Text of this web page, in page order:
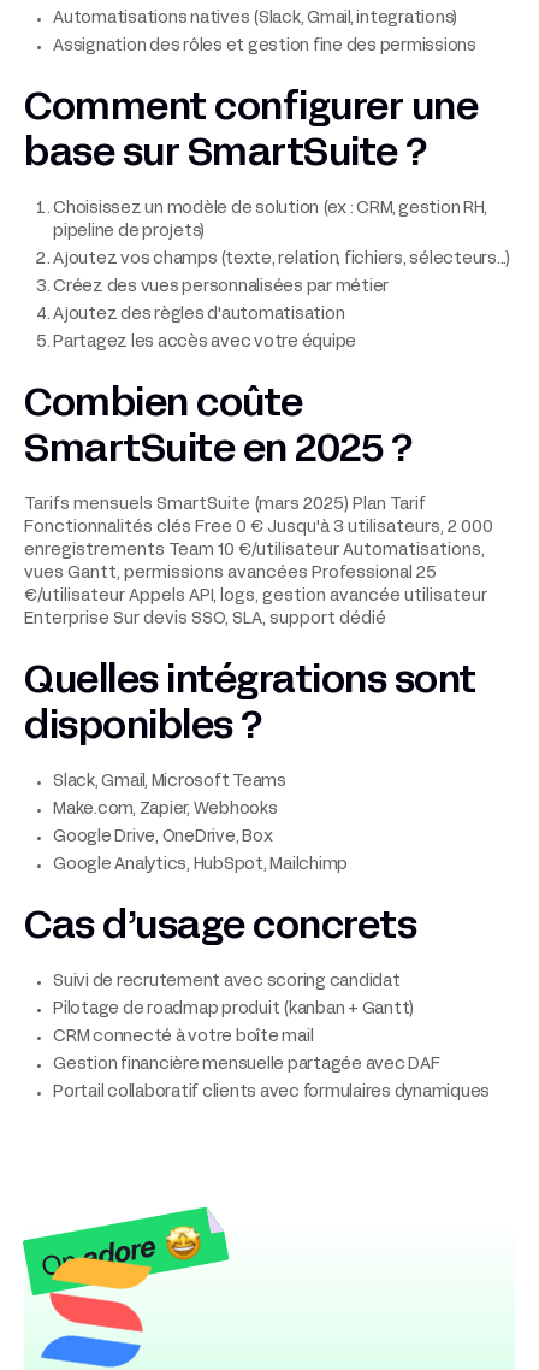
Automatisations natives (Slack, Gmail, integrations)
Assignation des rôles et gestion fine des permissions
Comment configurer une
base sur SmartSuite ?
Choisissez un modèle de solution (ex : CRM, gestion RH,
pipeline de projets)
Ajoutez vos champs (texte, relation, fichiers, sélecteurs...)
Créez des vues personnalisées par métier
Ajoutez des règles d'automatisation
Partagez les accès avec votre équipe
Combien coûte
SmartSuite en 2025 ?
Tarifs mensuels SmartSuite (mars 2025) Plan Tarif
Fonctionnalités clés Free 0 € Jusqu'à 3 utilisateurs, 2 000
enregistrements Team 10 €/utilisateur Automatisations,
vues Gantt, permissions avancées Professional 25
€/utilisateur Appels API, logs, gestion avancée utilisateur
Enterprise Sur devis SSO, SLA, support dédié
Quelles intégrations sont
disponibles ?
Slack, Gmail, Microsoft Teams
Make.com, Zapier, Webhooks
Google Drive, OneDrive, Box
Google Analytics, HubSpot, Mailchimp
Cas d’usage concrets
Suivi de recrutement avec scoring candidat
Pilotage de roadmap produit (kanban + Gantt)
CRM connecté à votre boîte mail
Gestion financière mensuelle partagée avec DAF
Portail collaboratif clients avec formulaires dynamiques